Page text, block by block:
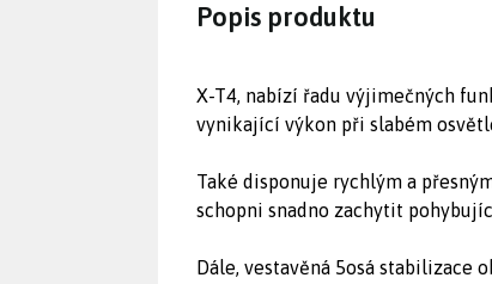
Popis produktu
X-T4, nabízí řadu výjimečných
vynikající výkon při slabém
Také disponuje rychlým a
schopni snadno zachytit
Dále, vestavěná 5osá stabilizace